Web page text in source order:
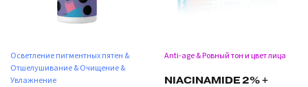
Осветление пигментных пятен &
Отшелушивание & Очищение &
Увлажнение
Anti-age & Ровный тон и цвет лица
NIACINAMIDE 2% +